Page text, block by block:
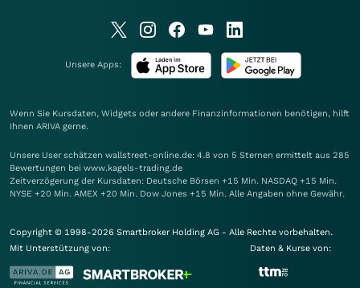
Unsere Apps:
Wenn Sie Kursdaten, Widgets oder andere Finanzinformationen benötigen, hilft
Ihnen ARIVA gerne.
Unsere User schätzen wallstreet-online.de: 4.8 von 5 Sternen ermittelt aus 285
Bewertungen bei www.kagels-trading.de
Zeitverzögerung der Kursdaten: Deutsche Börsen +15 Min. NASDAQ +15 Min.
NYSE +20 Min. AMEX +20 Min. Dow Jones +15 Min. Alle Angaben ohne Gewähr.
Copyright © 1998-2026 Smartbroker Holding AG - Alle Rechte vorbehalten.
Mit Unterstützung von:
Daten & Kurse von: